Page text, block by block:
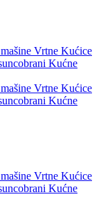
Vrtne Kućice
Kućne
Vrtne Kućice
Kućne
Vrtne Kućice
Kućne